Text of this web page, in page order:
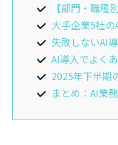
【部門・職種
大手企業5社
失敗しないAI
AI導入でよく
2025年下半期
まとめ：AI業